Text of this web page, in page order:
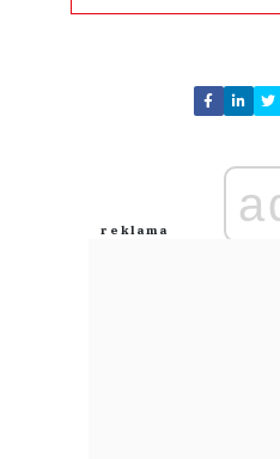
Nie znaleziono
Zostaw